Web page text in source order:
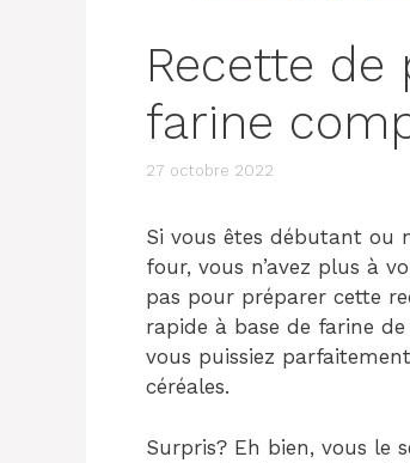
Recette de
farine
27 octobre 2022
Si vous êtes débutant ou
four, vous n’avez plus à
pas pour préparer cette
rapide à base de farine
vous puissiez
céréales.
Surpris? Eh bien, vous le